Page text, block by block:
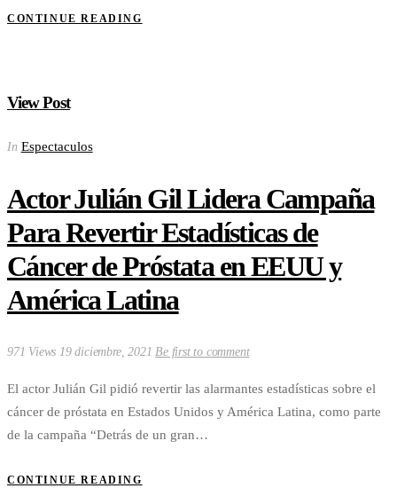
CONTINUE READING
View Post
In Espectaculos
Actor Julián Gil Lidera Campaña
Para Revertir Estadísticas de
Cáncer de Próstata en EEUU y
América Latina
971 Views 19 diciembre, 2021 Be first to comment
El actor Julián Gil pidió revertir las alarmantes estadísticas sobre el
cáncer de próstata en Estados Unidos y América Latina, como parte
de la campaña “Detrás de un gran…
CONTINUE READING